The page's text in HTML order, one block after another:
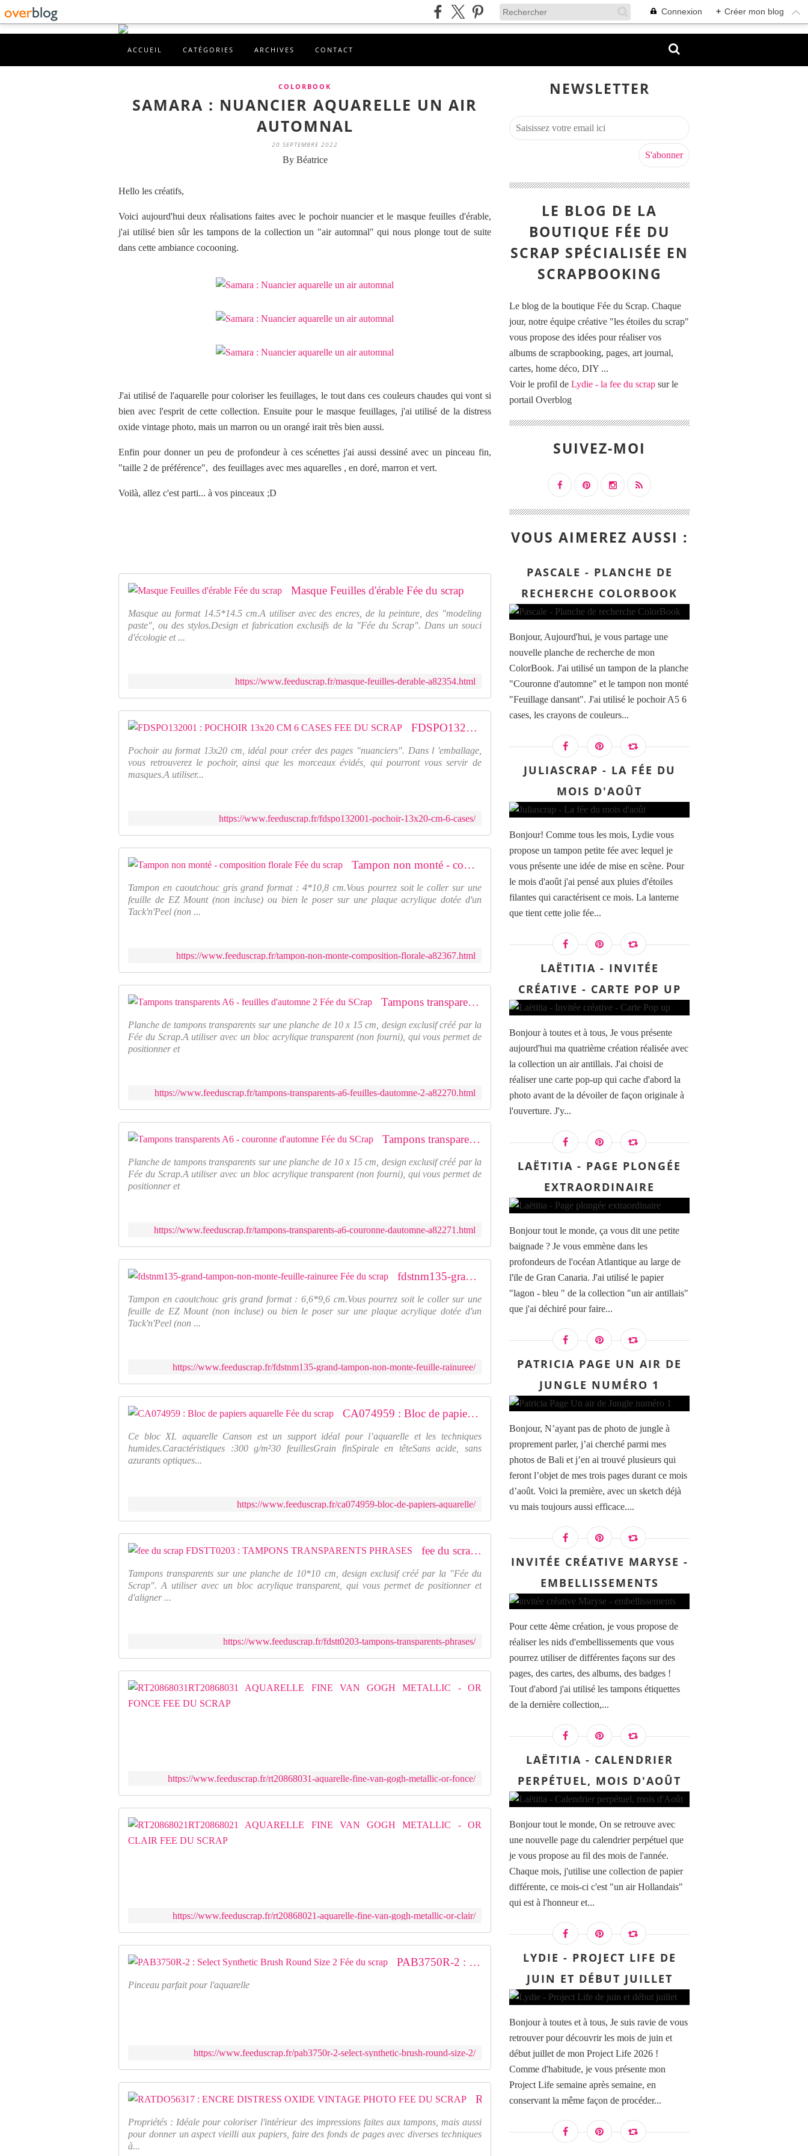
Connexion + Créer mon blog
ACCUEIL CATÉGORIES ARCHIVES CONTACT
COLORBOOK
SAMARA : NUANCIER AQUARELLE UN AIR
AUTOMNAL
20 SEPTEMBRE 2022
By Béatrice
Hello les créatifs,
Voici aujourd'hui deux réalisations faites avec le pochoir nuancier et le masque feuilles d'érable,
j'ai utilisé bien sûr les tampons de la collection un "air automnal" qui nous plonge tout de suite
dans cette ambiance cocooning.
J'ai utilisé de l'aquarelle pour coloriser les feuillages, le tout dans ces couleurs chaudes qui vont si
bien avec l'esprit de cette collection. Ensuite pour le masque feuillages, j'ai utilisé de la distress
oxide vintage photo, mais un marron ou un orangé irait très bien aussi.
Enfin pour donner un peu de profondeur à ces scénettes j'ai aussi dessiné avec un pinceau fin,
"taille 2 de préférence", des feuillages avec mes aquarelles , en doré, marron et vert.
Voilà, allez c'est parti... à vos pinceaux ;D
Masque Feuilles d'érable Fée du scrap
Masque au format 14.5*14.5 cm.A utiliser avec des encres, de la peinture, des "modeling
paste", ou des stylos.Design et fabrication exclusifs de la "Fée du Scrap". Dans un souci
d'écologie et ...
https://www.feeduscrap.fr/masque-feuilles-derable-a82354.html
FDSPO132001 : POCHOIR 13x20 CM 6 CASES FEE DU SCRAP
Pochoir au format 13x20 cm, idéal pour créer des pages "nuanciers". Dans l 'emballage,
vous retrouverez le pochoir, ainsi que les morceaux évidés, qui pourront vous servir de
masques.A utiliser...
https://www.feeduscrap.fr/fdspo132001-pochoir-13x20-cm-6-cases/
Tampon non monté - composition florale Fée du scrap
Tampon en caoutchouc gris grand format : 4*10,8 cm.Vous pourrez soit le coller sur une
feuille de EZ Mount (non incluse) ou bien le poser sur une plaque acrylique dotée d'un
Tack'n'Peel (non ...
https://www.feeduscrap.fr/tampon-non-monte-composition-florale-a82367.html
Tampons transparents A6 - feuilles d'automne 2 Fée du SCrap
Planche de tampons transparents sur une planche de 10 x 15 cm, design exclusif créé par la
Fée du Scrap.A utiliser avec un bloc acrylique transparent (non fourni), qui vous permet de
positionner et
https://www.feeduscrap.fr/tampons-transparents-a6-feuilles-dautomne-2-a82270.html
Tampons transparents A6 - couronne d'automne Fée du SCrap
Planche de tampons transparents sur une planche de 10 x 15 cm, design exclusif créé par la
Fée du Scrap.A utiliser avec un bloc acrylique transparent (non fourni), qui vous permet de
positionner et
https://www.feeduscrap.fr/tampons-transparents-a6-couronne-dautomne-a82271.html
fdstnm135-grand-tampon-non-monte-feuille-rainuree Fée du scrap
Tampon en caoutchouc gris grand format : 6,6*9,6 cm.Vous pourrez soit le coller sur une
feuille de EZ Mount (non incluse) ou bien le poser sur une plaque acrylique dotée d'un
Tack'n'Peel (non ...
https://www.feeduscrap.fr/fdstnm135-grand-tampon-non-monte-feuille-rainuree/
CA074959 : Bloc de papiers aquarelle Fée du scrap
Ce bloc XL aquarelle Canson est un support idéal pour l’aquarelle et les techniques
humides.Caractéristiques :300 g/m²30 feuillesGrain finSpirale en têteSans acide, sans
azurants optiques...
https://www.feeduscrap.fr/ca074959-bloc-de-papiers-aquarelle/
fee du scrap FDSTT0203 : TAMPONS TRANSPARENTS PHRASES
Tampons transparents sur une planche de 10*10 cm, design exclusif créé par la "Fée du
Scrap". A utiliser avec un bloc acrylique transparent, qui vous permet de positionner et
d'aligner ...
https://www.feeduscrap.fr/fdstt0203-tampons-transparents-phrases/
RT20868031RT20868031 AQUARELLE FINE VAN GOGH
e
l
r
e
https://www.feeduscrap.fr/rt20868031-aquarelle-fine-van-gogh-metallic-or-fonce/
RT20868021RT20868021 AQUARELLE FINE VAN GOGH
e
l
https://www.feeduscrap.fr/rt20868021-aquarelle-fine-van-gogh-metallic-or-clair/
PAB3750R-2 : Select Synthetic Brush Round Size 2 Fée du scrap
Pinceau parfait pour l'aquarelle
https://www.feeduscrap.fr/pab3750r-2-select-synthetic-brush-round-size-2/
Propriétés : Idéale pour coloriser l'intérieur des impressions faites aux tampons, mais aussi
pour donner un aspect vieilli aux papiers, faire des fonds de pages avec diverses techniques
à...
NEWSLETTER
LE BLOG DE LA
BOUTIQUE FÉE DU
SCRAP SPÉCIALISÉE EN
SCRAPBOOKING
Le blog de la boutique Fée du Scrap. Chaque
jour, notre équipe créative "les étoiles du scrap"
vous propose des idées pour réaliser vos
albums de scrapbooking, pages, art journal,
cartes, home déco, DIY ...
Voir le profil de Lydie - la fee du scrap sur le
portail Overblog
SUIVEZ-MOI
VOUS AIMEREZ AUSSI :
PASCALE - PLANCHE DE
RECHERCHE COLORBOOK
Bonjour, Aujourd'hui, je vous partage une
nouvelle planche de recherche de mon
ColorBook. J'ai utilisé un tampon de la planche
"Couronne d'automne" et le tampon non monté
"Feuillage dansant". J'ai utilisé le pochoir A5 6
cases, les crayons de couleurs...
JULIASCRAP - LA FÉE DU
MOIS D'AOÛT
Bonjour! Comme tous les mois, Lydie vous
propose un tampon petite fée avec lequel je
vous présente une idée de mise en scène. Pour
le mois d'août j'ai pensé aux pluies d'étoiles
filantes qui caractérisent ce mois. La lanterne
que tient cette jolie fée...
LAËTITIA - INVITÉE
CRÉATIVE - CARTE POP UP
Bonjour à toutes et à tous, Je vous présente
aujourd'hui ma quatrième création réalisée avec
la collection un air antillais. J'ai choisi de
réaliser une carte pop-up qui cache d'abord la
photo avant de la dévoiler de façon originale à
l'ouverture. J'y...
LAËTITIA - PAGE PLONGÉE
EXTRAORDINAIRE
Bonjour tout le monde, ça vous dit une petite
baignade ? Je vous emmène dans les
profondeurs de l'océan Atlantique au large de
l'ïle de Gran Canaria. J'ai utilisé le papier
"lagon - bleu " de la collection "un air antillais"
que j'ai déchiré pour faire...
PATRICIA PAGE UN AIR DE
JUNGLE NUMÉRO 1
Bonjour, N’ayant pas de photo de jungle à
proprement parler, j’ai cherché parmi mes
photos de Bali et j’en ai trouvé plusieurs qui
feront l’objet de mes trois pages durant ce mois
d’août. Voici la première, avec un sketch déjà
vu mais toujours aussi efficace....
INVITÉE CRÉATIVE MARYSE -
EMBELLISSEMENTS
Pour cette 4ème création, je vous propose de
réaliser les nids d'embellissements que vous
pourrez utiliser de différentes façons sur des
pages, des cartes, des albums, des badges !
Tout d'abord j'ai utilisé les tampons étiquettes
de la dernière collection,...
LAËTITIA - CALENDRIER
PERPÉTUEL, MOIS D'AOÛT
Bonjour tout le monde, On se retrouve avec
une nouvelle page du calendrier perpétuel que
je vous propose au fil des mois de l'année.
Chaque mois, j'utilise une collection de papier
différente, ce mois-ci c'est "un air Hollandais"
qui est à l'honneur et...
LYDIE - PROJECT LIFE DE
JUIN ET DÉBUT JUILLET
Bonjour à toutes et à tous, Je suis ravie de vous
retrouver pour découvrir les mois de juin et
début juillet de mon Project Life 2026 !
Comme d'habitude, je vous présente mon
Project Life semaine après semaine, en
conservant la même façon de procéder...